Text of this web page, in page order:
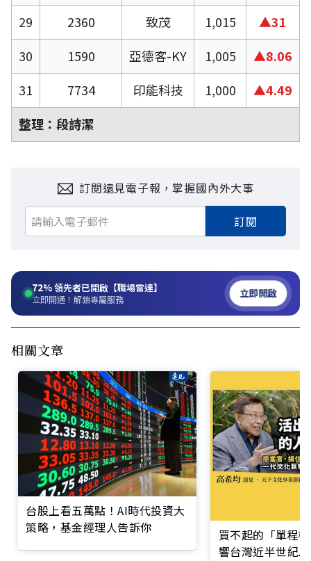
29
2360 致茂 1,015
▲31
30
1590 亞德客-KY 1,005
▲8.06
31
7734 印能科技 1,000
▲4.49
整理：段詩潔
訂閱遠見電子報，掌握國內外大事
訂閱
72%領先者已開啟【職場雷達】
立即開通！解鎖專屬服務 立即開啟
相關文章
台股上看五萬點！AI時代投資大
策略，基金經理人告訴你
買不起的「單程
響台灣近半世紀